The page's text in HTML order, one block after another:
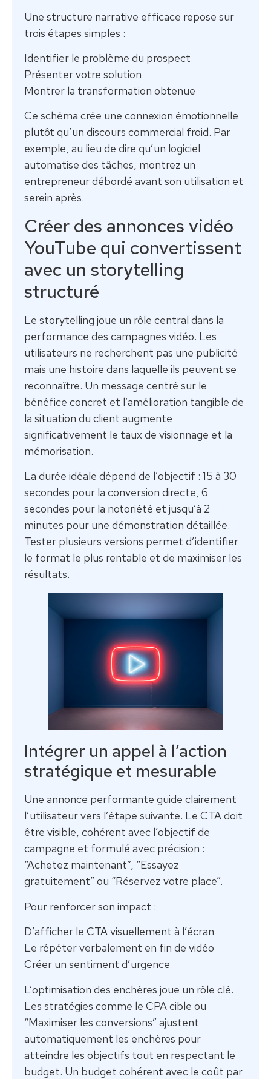
Une structure narrative efficace repose sur
trois étapes simples :
Identifier le problème du prospect
Présenter votre solution
Montrer la transformation obtenue
Ce schéma crée une connexion émotionnelle
plutôt qu’un discours commercial froid. Par
exemple, au lieu de dire qu’un logiciel
automatise des tâches, montrez un
entrepreneur débordé avant son utilisation et
serein après.
Créer des annonces vidéo
YouTube qui convertissent
avec un storytelling
structuré
Le storytelling joue un rôle central dans la
performance des campagnes vidéo. Les
utilisateurs ne recherchent pas une publicité
mais une histoire dans laquelle ils peuvent se
reconnaître. Un message centré sur le
bénéfice concret et l’amélioration tangible de
la situation du client augmente
significativement le taux de visionnage et la
mémorisation.
La durée idéale dépend de l’objectif : 15 à 30
secondes pour la conversion directe, 6
secondes pour la notoriété et jusqu’à 2
minutes pour une démonstration détaillée.
Tester plusieurs versions permet d’identifier
le format le plus rentable et de maximiser les
résultats.
Intégrer un appel à l’action
stratégique et mesurable
Une annonce performante guide clairement
l’utilisateur vers l’étape suivante. Le CTA doit
être visible, cohérent avec l’objectif de
campagne et formulé avec précision :
“Achetez maintenant”, “Essayez
gratuitement” ou “Réservez votre place”.
Pour renforcer son impact :
D’afficher le CTA visuellement à l’écran
Le répéter verbalement en fin de vidéo
Créer un sentiment d’urgence
L’optimisation des enchères joue un rôle clé.
Les stratégies comme le CPA cible ou
“Maximiser les conversions” ajustent
automatiquement les enchères pour
atteindre les objectifs tout en respectant le
budget. Un budget cohérent avec le coût par